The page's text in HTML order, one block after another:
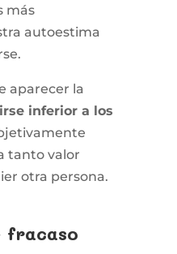
más
autoestima
aparecer la
inferior a los
tanto valor
otra persona.
fracaso